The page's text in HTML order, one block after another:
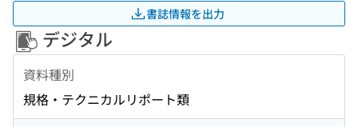
書誌情報を出力
デジタル
資料種別
規格・テクニカルリポート類